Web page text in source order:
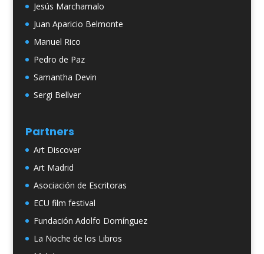
Jesús Marchamalo
Juan Aparicio Belmonte
Manuel Rico
Pedro de Paz
Samantha Devin
Sergi Bellver
Partners
Art Discover
Art Madrid
Asociación de Escritoras
ECU film festival
Fundación Adolfo Domínguez
La Noche de los Libros